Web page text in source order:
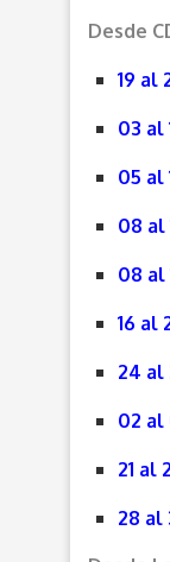
Desde
19 al
03 al
05 al
08 al
08 al
16 al
24 al
02 al
21 al
28 al